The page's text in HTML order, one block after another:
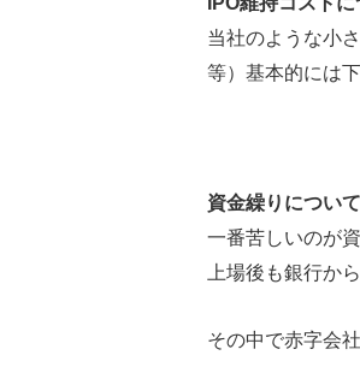
当社のような小
等）基本的には
資金繰り について
一番苦しいのが
上場後も銀行か
その中で赤字会